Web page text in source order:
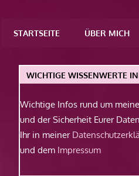
WordPress-
STARTSEITE ÜBER MICH
WICHTIGE WISSENWERTE
Wichtige Infos rund um
und der Sicherheit Eurer
Ihr in meiner
und dem Impressum